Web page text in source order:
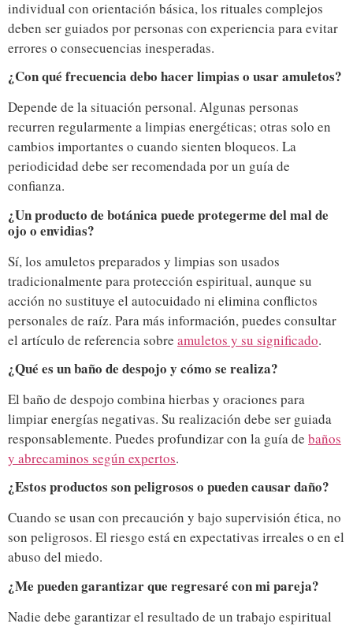
individual con orientación básica, los rituales complejos
deben ser guiados por personas con experiencia para evitar
errores o consecuencias inesperadas.
¿Con qué frecuencia debo hacer limpias o usar amuletos?
Depende de la situación personal. Algunas personas
recurren regularmente a limpias energéticas; otras solo en
cambios importantes o cuando sienten bloqueos. La
periodicidad debe ser recomendada por un guía de
confianza.
¿Un producto de botánica puede protegerme del mal de
ojo o envidias?
Sí, los amuletos preparados y limpias son usados
tradicionalmente para protección espiritual, aunque su
acción no sustituye el autocuidado ni elimina conflictos
personales de raíz. Para más información, puedes consultar
el artículo de referencia sobre amuletos y su significado.
¿Qué es un baño de despojo y cómo se realiza?
El baño de despojo combina hierbas y oraciones para
limpiar energías negativas. Su realización debe ser guiada
responsablemente. Puedes profundizar con la guía de baños
y abrecaminos según expertos.
¿Estos productos son peligrosos o pueden causar daño?
Cuando se usan con precaución y bajo supervisión ética, no
son peligrosos. El riesgo está en expectativas irreales o en el
abuso del miedo.
¿Me pueden garantizar que regresaré con mi pareja?
Nadie debe garantizar el resultado de un trabajo espiritual